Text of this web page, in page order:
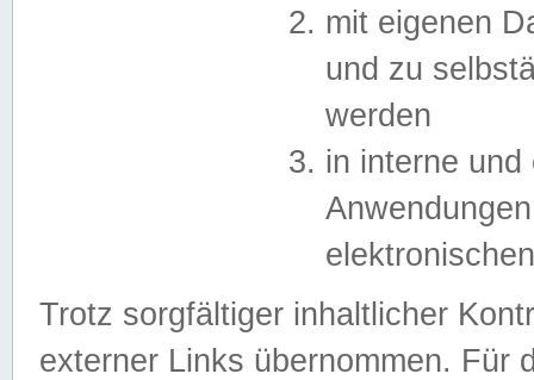
mit eigenen
und zu
werden
in interne
Trotz sorgfältiger inhaltlicher
externer Links übernommen. Für